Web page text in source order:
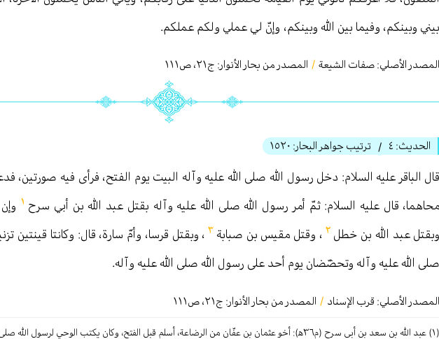
بيني وبينكم، وفيما بين الله وبينكم، وإنّ لي عملي ولكم عملكم.
المصدر الأصلي: صفات الشيعة / المصدر من بحار الأنوار: ج٢١، ص١١١
الحديث: ٤ / ترتيب جواهر البحار: ١٥٢٠
قال الباقر عليه السلام: دخل رسول الله صلى الله عليه وآله البيت يوم الفتح، فرأى فيه صورتين،
محاهما، قال عليه السلام: ثمّ أمر رسول الله صلى الله عليه وآله بقتل عبد الله بن أبي سرح
وبقتل عبد الله بن خطل
، وقتل مقيس بن صبابة
، وبقتل قرسا، وأمّ سارة، قال: وكانتا قينتين
صلى الله عليه وآله وتحضّضان يوم أحد على رسول الله صلى الله عليه وآله.
المصدر الأصلي: قرب الإسناد / المصدر من بحار الأنوار: ج٢١، ص۱۱۱
(١) عبد الله بن سعد بن أبى سرح (م٣٦ه‍): أخو عثمان بن عفّان من الرضاعة، أسلم قبل الفتح، وكان يكتب الوحي لرسول